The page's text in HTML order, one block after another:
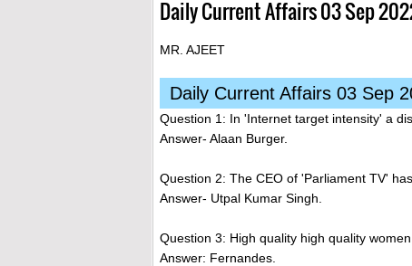
Daily Current Affairs 03 Sep
MR. AJEET
Daily Current Affairs 03 Sep
Question 1: In 'Internet target intensity' a
Answer- Alaan Burger.
Question 2: The CEO of 'Parliament TV'
Answer- Utpal Kumar Singh.
Question 3: High quality high quality
Answer: Fernandes.